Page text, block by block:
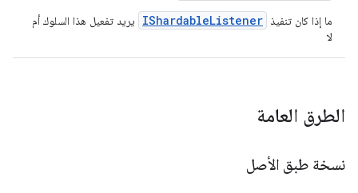
ما إذا كان تنفيذ IShardableListener
يريد تفعيل هذا السلوك أم
لا
الطرق العامة
نسخة طبق الأصل